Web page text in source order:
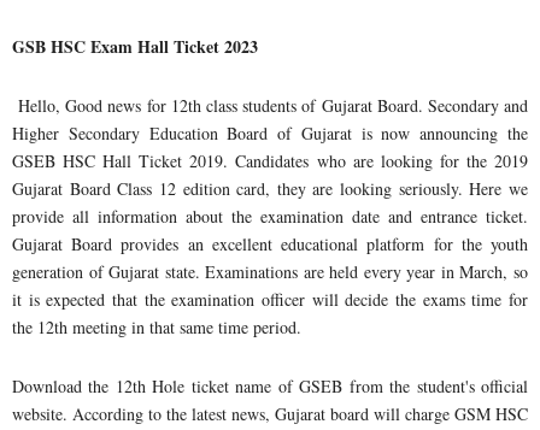
GSB HSC Exam Hall Ticket 2023
Hello, Good news for 12th class students of Gujarat Board. Secondary and
Higher Secondary Education Board of Gujarat is now announcing the
GSEB HSC Hall Ticket 2019. Candidates who are looking for the 2019
Gujarat Board Class 12 edition card, they are looking seriously. Here we
provide all information about the examination date and entrance ticket.
Gujarat Board provides an excellent educational platform for the youth
generation of Gujarat state. Examinations are held every year in March, so
it is expected that the examination officer will decide the exams time for
the 12th meeting in that same time period.
Download the 12th Hole ticket name of GSEB from the student's official
website. According to the latest news, Gujarat board will charge GSM HSC